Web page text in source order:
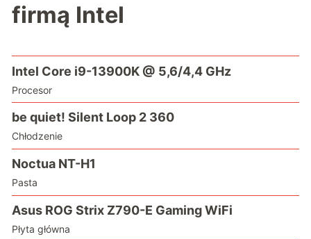
firmą Intel
Procesor
Intel Core i9-13900K @ 5,6/4,4 GHz
Chłodzenie
be quiet! Silent Loop 2 360
Pasta
Noctua NT-H1
Płyta główna
Asus ROG Strix Z790-E Gaming WiFi